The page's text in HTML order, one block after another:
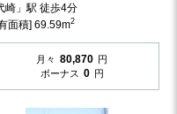
崎」駅 徒歩4分
面積] 69.59m2
月々 80,870 円
ボーナス 0 円